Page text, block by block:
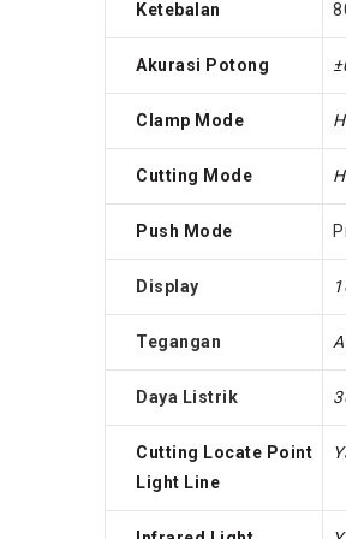
Ketebalan
Akurasi Potong
Clamp Mode
Cutting Mode
Push Mode
Display
Tegangan
Daya Listrik
Cutting Locate Point
Light Line